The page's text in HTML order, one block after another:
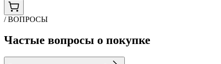
/ ВОПРОСЫ
Частые вопросы о покупке